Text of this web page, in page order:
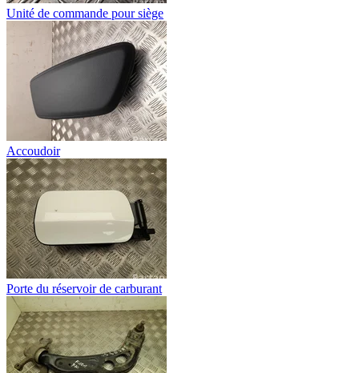
Unité de commande pour siège
Accoudoir
Porte du réservoir de carburant